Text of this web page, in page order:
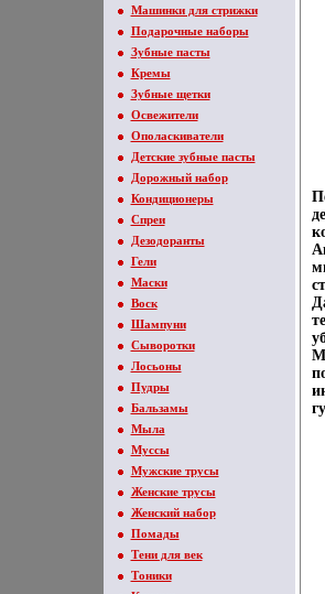
Машинки для стрижки
Подарочные наборы
Зубные пасты
Кремы
Зубные щетки
Освежители
Ополаскиватели
Детские зубные пасты
Дорожный набор
Кондиционеры
Спреи
Дезодоранты
Гели
Маски
Воск
Шампуни
Сыворотки
Лосьоны
Пудры
Бальзамы
Мыла
Муссы
Мужские трусы
Женские трусы
Женский набор
Помады
Тени для век
Тоники